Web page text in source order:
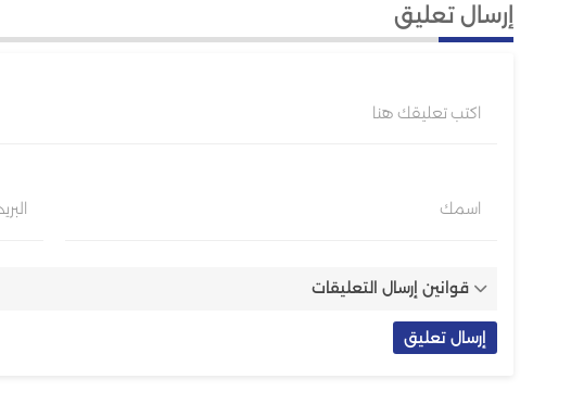
إرسال تعليق
اكتب تعليقك هنا
اسمك
قوانين إرسال التعليقات